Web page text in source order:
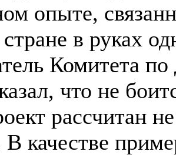
опыте,
в руках
Комитета
что не
рассчитан
В качестве